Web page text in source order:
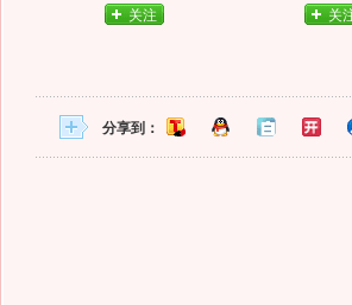
关注
关
分享到：